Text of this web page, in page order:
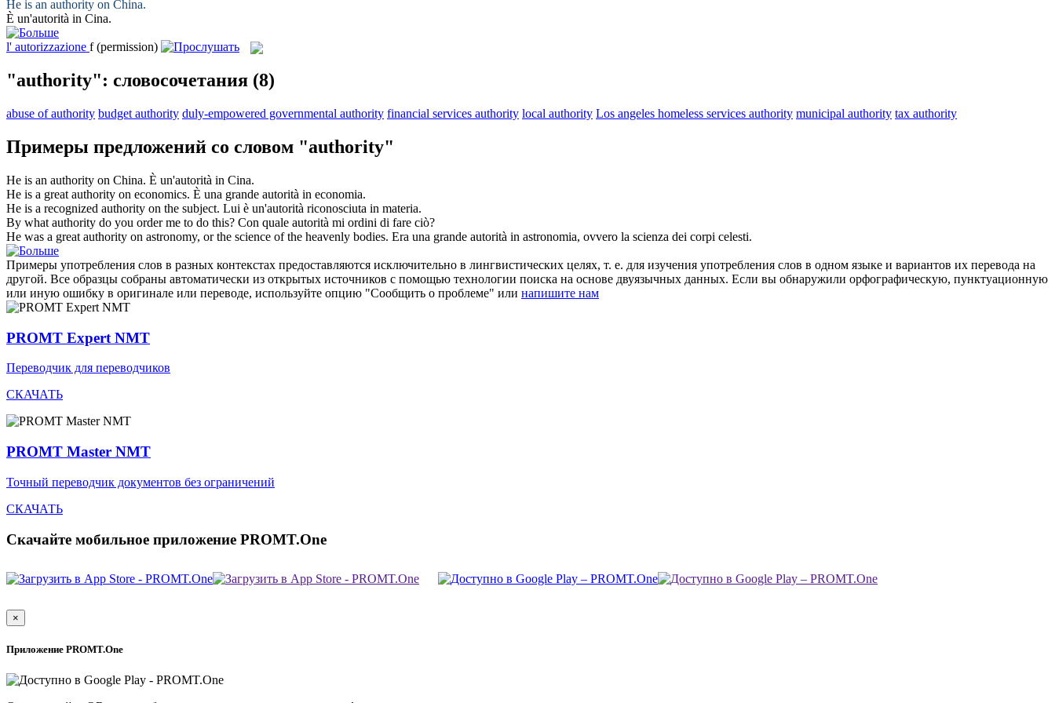
He is an authority on China.
È un'autorità in Cina.
l' autorizzazione f (permission)
"authority": словосочетания (8)
abuse of authority budget authority duly-empowered governmental authority financial services authority local authority Los angeles homeless services authority municipal authority tax authority
Примеры предложений со словом "authority"
He is an authority on China. È un'autorità in Cina.
He is a great authority on economics. È una grande autorità in economia.
He is a recognized authority on the subject. Lui è un'autorità riconosciuta in materia.
By what authority do you order me to do this? Con quale autorità mi ordini di fare ciò?
He was a great authority on astronomy, or the science of the heavenly bodies. Era una grande autorità in astronomia, ovvero la scienza dei corpi celesti.
Примеры употребления слов в разных контекстах предоставляются исключительно в лингвистических целях, т. е. для изучения употребления слов в одном языке и вариантов их перевода на
другой. Все образцы собраны автоматически из открытых источников с помощью технологии поиска на основе двуязычных данных. Если вы обнаружили орфографическую, пунктуационную
или иную ошибку в оригинале или переводе, используйте опцию "Сообщить о проблеме" или напишите нам
PROMT Expert NMT
Переводчик для переводчиков
СКАЧАТЬ
PROMT Master NMT
Точный переводчик документов без ограничений
СКАЧАТЬ
Скачайте мобильное приложение PROMT.One
×
Приложение PROMT.One